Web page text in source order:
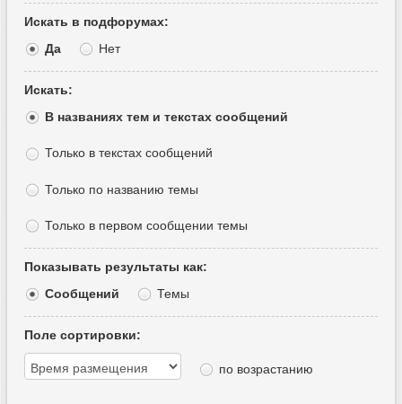
Искать в подфорумах:
Да
Нет
Искать:
В названиях тем и текстах сообщений
Только в текстах сообщений
Только по названию темы
Только в первом сообщении темы
Показывать результаты как:
Сообщений
Темы
Поле сортировки:
по возрастанию